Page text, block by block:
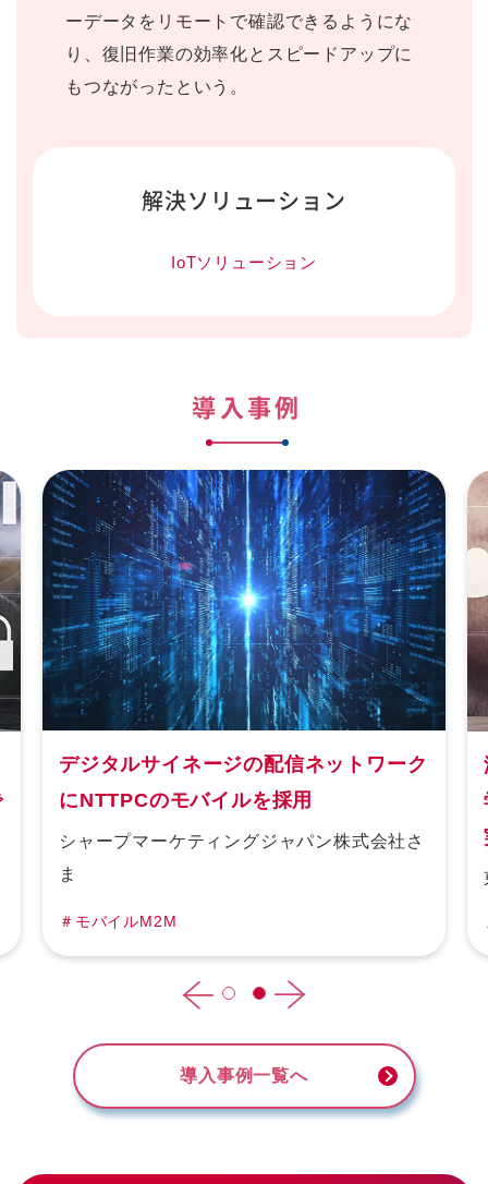
ーデータをリモートで確認できるようにな
り、復旧作業の効率化とスピードアップに
もつながったという。
解決ソリューション
IoTソリューション
導入事例
デジタルサイネージの配信ネットワーク
にNTTPCのモバイルを採用
シャープマーケティングジャパン株式会社さ
ま
＃モバイルM2M
導入事例一覧へ